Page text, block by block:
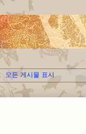
모든 게시물 표시